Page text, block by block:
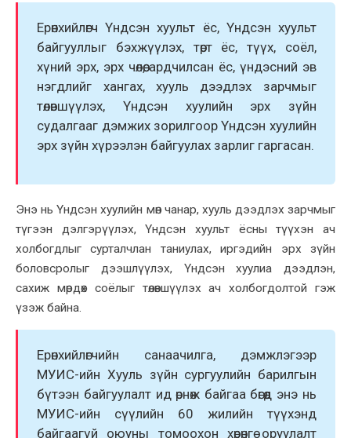
Ерөнхийлөгч Үндсэн хуульт ёс, Үндсэн хуульт
байгууллыг бэхжүүлэх, төрт ёс, түүх, соёл,
хүний эрх, эрх чөлөө, ардчилсан ёс, үндэсний эв
нэгдлийг хангах, хууль дээдлэх зарчмыг
төлөвшүүлэх, Үндсэн хуулийн эрх зүйн
судалгааг дэмжих зорилгоор Үндсэн хуулийн
эрх зүйн хүрээлэн байгуулах зарлиг гаргасан.
Энэ нь Үндсэн хуулийн мөн чанар, хууль дээдлэх зарчмыг
түгээн дэлгэрүүлэх, Үндсэн хуульт ёсны түүхэн ач
холбогдлыг сурталчлан таниулах, иргэдийн эрх зүйн
боловсролыг дээшлүүлэх, Үндсэн хуулиа дээдлэн,
сахиж мөрдөх соёлыг төлөвшүүлэх ач холбогдолтой гэж
үзэж байна.
Ерөнхийлөгчийн санаачилга, дэмжлэгээр
МУИС-ийн Хууль зүйн сургуулийн барилгын
бүтээн байгуулалт ид өрнөж байгаа бөгөөд энэ нь
МУИС-ийн сүүлийн 60 жилийн түүхэнд
байгаагүй оюуны томоохон хөрөнгө оруулалт